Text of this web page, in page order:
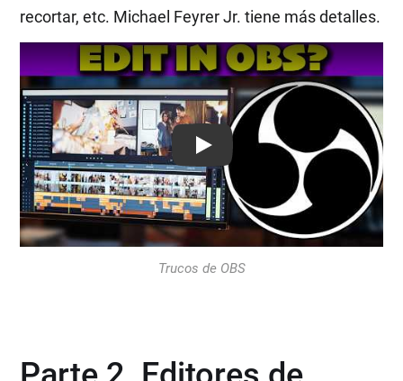
recortar, etc. Michael Feyrer Jr. tiene más detalles.
Play: Keynote (Google I/O '18)
Trucos de OBS